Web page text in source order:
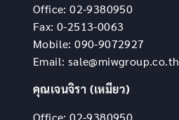
Office: 02-9380950
Fax: 0-2513-0063
Mobile: 090-9072927
Email: sale@miwgroup.co.th
คุณเจนจิรา (เหมียว)
Office: 02-9380950